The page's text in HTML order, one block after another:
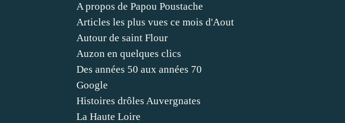
A propos de Papou Poustache
Articles les plus vues ce mois d'Aout
Autour de saint Flour
Auzon en quelques clics
Des années 50 aux années 70
Google
Histoires drôles Auvergnates
La Haute Loire